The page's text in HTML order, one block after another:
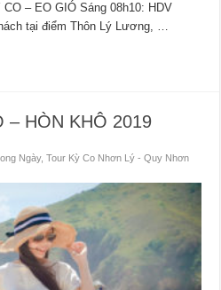
– EO GIÓ Sáng 08h10: HDV
tại điểm Thôn Lý Lương, …
– HÒN KHÔ 2019
Ngày,Tour Kỳ Co Nhơn Lý - Quy Nhơn